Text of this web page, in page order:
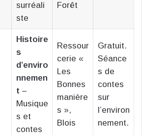
surréali
ste
Forêt
Histoire
s
d’enviro
nnemen
t –
Musique
s et
contes
Ressour
cerie «
Les
Bonnes
manière
s »,
Blois
Gratuit.
Séance
s de
contes
sur
l’environ
nement.